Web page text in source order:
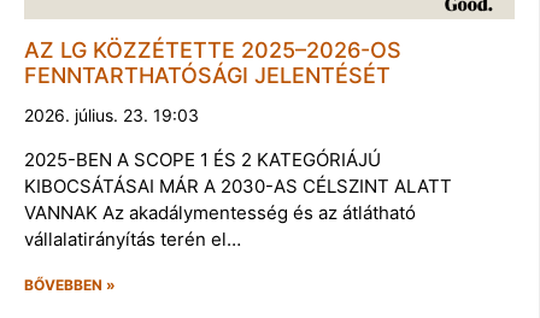
AZ LG KÖZZÉTETTE 2025–2026-OS
FENNTARTHATÓSÁGI JELENTÉSÉT
2026. július. 23. 19:03
2025-BEN A SCOPE 1 ÉS 2 KATEGÓRIÁJÚ
KIBOCSÁTÁSAI MÁR A 2030-AS CÉLSZINT ALATT
VANNAK Az akadálymentesség és az átlátható
vállalatirányítás terén el…
BŐVEBBEN »